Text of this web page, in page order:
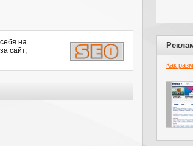
на
сайт,
Как